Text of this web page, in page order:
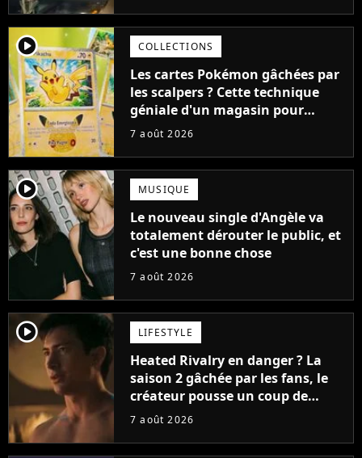
player2 COLLECTIONS
Les cartes Pokémon gâchées par
les scalpers ? Cette technique
géniale d'un magasin pour
ruiner les revendeurs
7 août 2026
player2 MUSIQUE
Le nouveau single d'Angèle va
totalement dérouter le public, et
c'est une bonne chose
7 août 2026
player2 LIFESTYLE
Heated Rivalry en danger ? La
saison 2 gâchée par les fans, le
créateur pousse un coup de
gueule
7 août 2026